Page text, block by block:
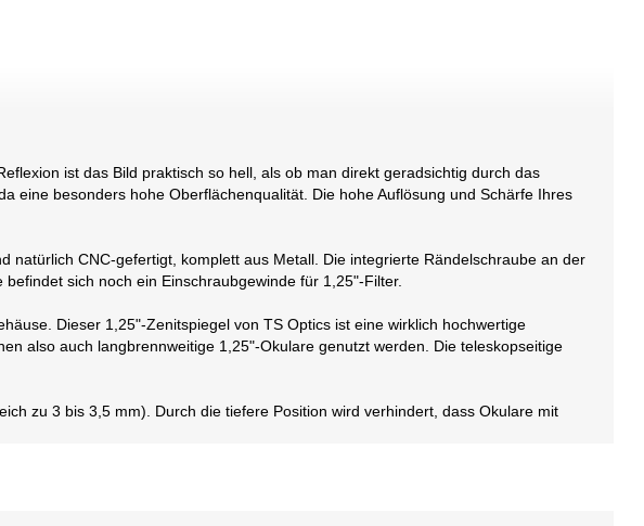
ist das Bild praktisch so hell, als ob man direkt geradsichtig durch das
eine besonders hohe Oberflächenqualität. Die hohe Auflösung und Schärfe Ihres
natürlich CNC-gefertigt, komplett aus Metall. Die integrierte Rändelschraube an der
sich noch ein Einschraubgewinde für 1,25"-Filter.
Dieser 1,25"-Zenitspiegel von TS Optics ist eine wirklich hochwertige
also auch langbrennweitige 1,25"-Okulare genutzt werden. Die teleskopseitige
zu 3 bis 3,5 mm). Durch die tiefere Position wird verhindert, dass Okulare mit